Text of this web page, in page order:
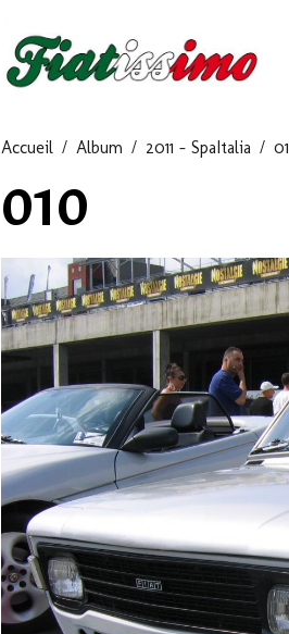
Accueil Album 2011 - SpaItalia
010